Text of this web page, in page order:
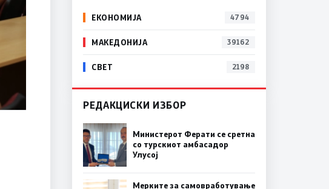
ЕКОНОМИЈА 4794
МАКЕДОНИЈА 39162
СВЕТ 2198
РЕДАКЦИСКИ ИЗБОР
Министерот Ферати се сретна
со турскиот амбасадор
Улусој
Мерките за самовработување